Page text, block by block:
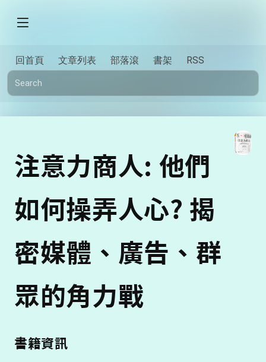
回首頁 文章列表 部落滾 書架 RSS
注意力商人: 他們
如何操弄人心? 揭
密媒體、廣告、群
眾的角力戰
書籍資訊